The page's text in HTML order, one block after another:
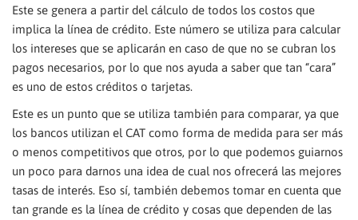
Este se genera a partir del cálculo de todos los costos que
implica la línea de crédito. Este número se utiliza para calcular
los intereses que se aplicarán en caso de que no se cubran los
pagos necesarios, por lo que nos ayuda a saber que tan “cara”
es uno de estos créditos o tarjetas.
Este es un punto que se utiliza también para comparar, ya que
los bancos utilizan el CAT como forma de medida para ser más
o menos competitivos que otros, por lo que podemos guiarnos
un poco para darnos una idea de cual nos ofrecerá las mejores
tasas de interés. Eso sí, también debemos tomar en cuenta que
tan grande es la línea de crédito y cosas que dependen de las